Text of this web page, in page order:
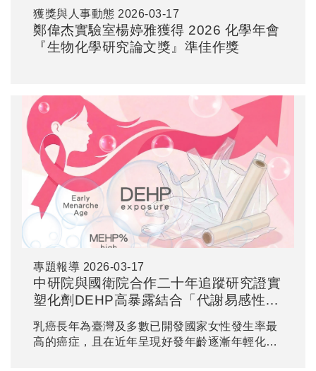
獲獎與人事動態 2026-03-17
鄭偉杰實驗室楊婷雅獲得 2026 化學年會
『生物化學研究論文獎』準佳作獎
專題報導 2026-03-17
中研院與國衛院合作二十年追蹤研究證實
塑化劑DEHP高暴露結合「代謝易感性」
與初經較早會提高女性乳癌風險達七倍
乳癌長年為臺灣及多數已開發國家女性發生率最
高的癌症，且在近年呈現好發年齡逐漸年輕化的